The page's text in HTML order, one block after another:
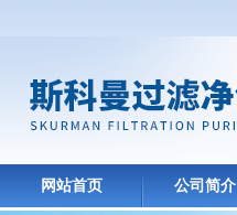
网站首页 公司简介